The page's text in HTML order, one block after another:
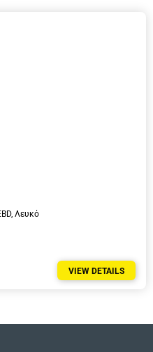
Λευκό
VIEW DETAILS